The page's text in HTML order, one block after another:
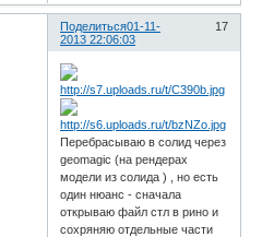
Поделиться 17
01-11-
2013 22:06:03
Перебрасываю в солид через
geomagic (на рендерах
модели из солида ) , но есть
один нюанс - сначала
открываю файл стл в рино и
сохряняю отдельные части